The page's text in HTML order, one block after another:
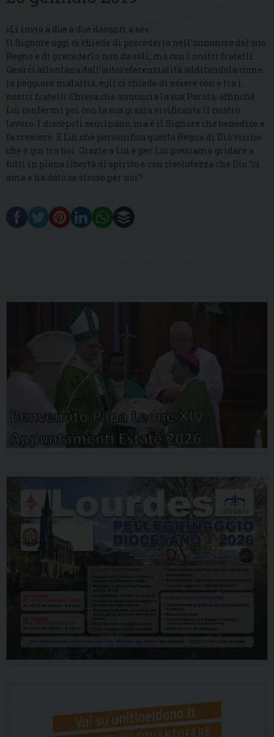
«Li inviò a due a due davanti a sé».
Il Signore oggi ci chiede di precederlo nell’annuncio del suo
Regno e di precederlo non da soli, ma con i nostri fratelli.
Gesù ci allontana dall’autoreferenzialità additandola come
la peggiore malattia, egli ci chiede di essere con e tra i
nostri fratelli Chiesa che annuncia la sua Parola, affinché
Lui confermi poi con la sua grazia vivificante il nostro
lavoro. I discepoli seminano, ma è il Signore che benedice e
fa crescere. È Lui che personifica questo Regno di Dio vicino
che è qui tra noi. Grazie a Lui e per Lui possiamo gridare a
tutti in piena libertà di spirito e con risolutezza che Dio “ci
ama e ha dato se stesso per noi”!